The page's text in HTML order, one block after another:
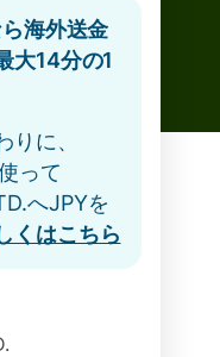
海外送金
大14分の1
りに、
って
へJPYを
くはこちら